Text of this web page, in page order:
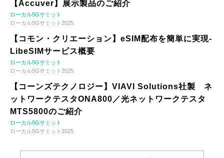
【Accuver】展示製品のご紹介
ローカル5Gサミット
ローカル5Gサミット2025
【コモン・クリエーション】eSIM配布を簡単に実現-
LibeSIMサービス概要
ローカル5Gサミット
ローカル5Gサミット2025
【コーンズテクノロジー】VIAVI Solutions社製 ネ
ットワークテスタONA800／光ネットワークテスタ
MTS5800のご紹介
ローカル5Gサミット
ローカル5Gサミット2025